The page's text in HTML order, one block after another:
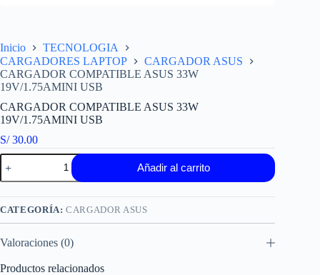
Inicio
TECNOLOGIA
CARGADORES LAPTOP
CARGADOR ASUS
CARGADOR COMPATIBLE ASUS 33W
19V/1.75AMINI USB
CARGADOR COMPATIBLE ASUS 33W
19V/1.75AMINI USB
S/30.00
CARGADOR
COMPATIBLE
ASUS
33W
19V/1.75AMINI
Añadir al carrito
CATEGORÍA:CARGADOR ASUS
Valoraciones (0)
Productos relacionados